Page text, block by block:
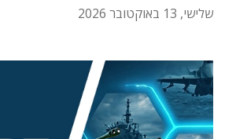
שלישי, 13 באוקטובר 2026